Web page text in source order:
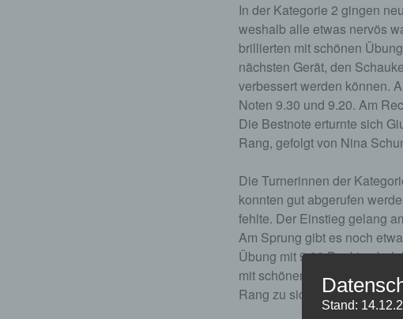
In der Kategorie 2 gingen
weshalb alle etwas nervös
brillierten mit schönen
nächsten Gerät, den
verbessert werden können.
Noten 9.30 und 9.20. Am
Die Bestnote erturnte sich
Rang, gefolgt von Nina
Die Turnerinnen der
konnten gut abgerufen
fehlte. Der Einstieg gelang
Am Sprung gibt es noch
Übung mit 9.00 Punkten
mit schönen Übungen. Die
Rang zu sichern, hinter ihr
Stand: